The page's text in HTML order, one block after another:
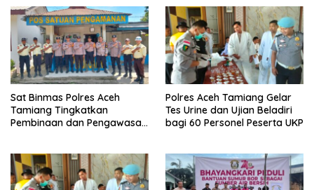
Sat Binmas Polres Aceh
Tamiang Tingkatkan
Pembinaan dan Pengawasan
Polres Aceh Tamiang Gelar
Tes Urine dan Ujian Beladiri
bagi 60 Personel Peserta UKP